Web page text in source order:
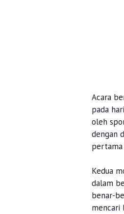
Acara
pada
oleh
dengan
Kedua
dalam
benar-
mencari